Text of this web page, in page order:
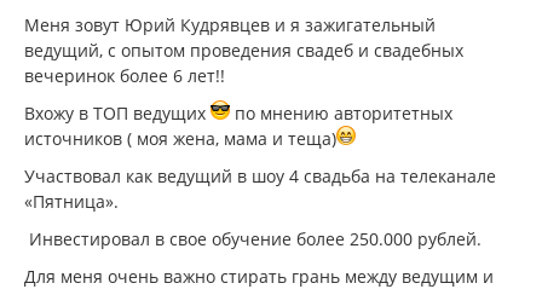
Меня зовут Юрий Кудрявцев и я зажигательный
ведущий, с опытом проведения свадеб и свадебных
вечеринок более 6 лет!!
Вхожу в ТОП ведущих
по мнению авторитетных
источников ( моя жена, мама и теща)
Участвовал как ведущий в шоу 4 свадьба на телеканале
«Пятница».
Инвестировал в свое обучение более 250.000 рублей.
Для меня очень важно стирать грань между ведущим и